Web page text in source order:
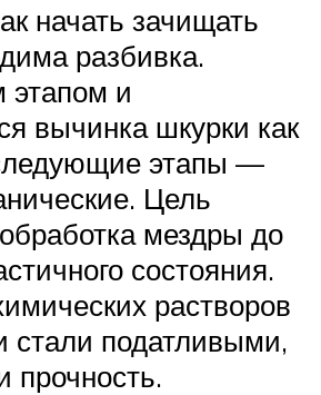
начать зачищать
разбивка.
этапом и
вычинка шкурки как
этапы —
Цель
мездры до
состояния.
растворов
стали податливыми,
прочность.